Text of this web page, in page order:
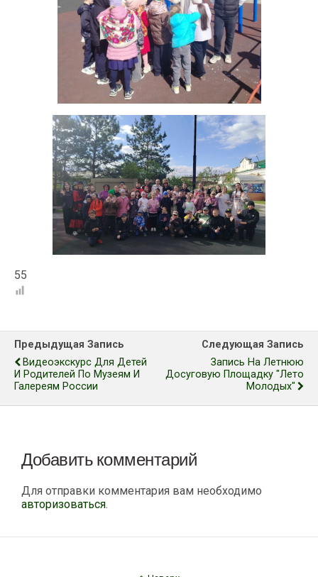
55
Предыдущая Запись
Видеоэкскурс Для Детей
И Родителей По Музеям И
Галереям России
Следующая Запись
Запись На Летнюю
Досуговую Площадку "Лето
Молодых"
Добавить комментарий
Для отправки комментария вам необходимо
авторизоваться.